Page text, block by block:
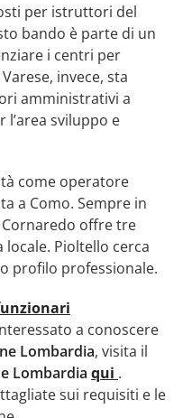
per istruttori del
bando è parte di un
i centri per
invece, sta
amministrativi a
sviluppo e
come operatore
a Como. Sempre in
offre tre
Pioltello cerca
profilo professionale.
a conoscere
Lombardia, visita il
Lombardia qui .
sui requisiti e le